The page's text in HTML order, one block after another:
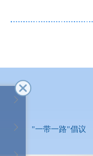
"一带一路"倡议